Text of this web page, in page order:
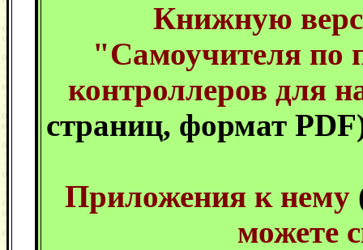
Книжную
"Самоучителя по
контроллеров для
страниц, формат
Приложения к нему
можете